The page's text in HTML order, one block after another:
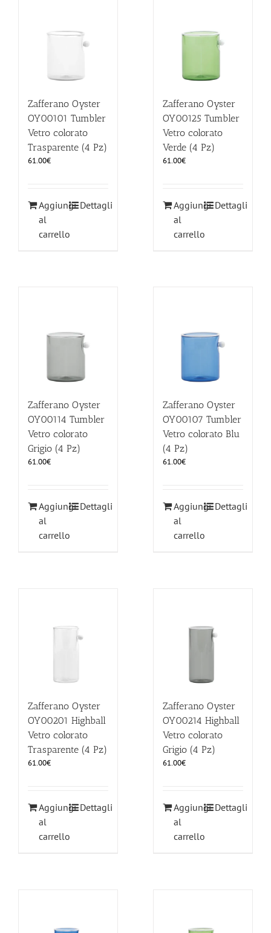
ILLUMINAZIONE
BOMBONIERE
BELLINI HO.RE.CA
Zafferano Oyster
OY00101 Tumbler
Vetro colorato
Trasparente (4 Pz)
61.00€
Aggiungi
al
carrello
Dettagli
Zafferano Oyster
OY00125 Tumbler
Vetro colorato
Verde (4 Pz)
61.00€
Aggiungi
al
carrello
Dettagli
Zafferano Oyster
OY00114 Tumbler
Vetro colorato
Grigio (4 Pz)
61.00€
Aggiungi
al
carrello
Dettagli
Zafferano Oyster
OY00107 Tumbler
Vetro colorato Blu
(4 Pz)
61.00€
Aggiungi
al
carrello
Dettagli
Zafferano Oyster
OY00201 Highball
Vetro colorato
Trasparente (4 Pz)
61.00€
Aggiungi
al
carrello
Dettagli
Zafferano Oyster
OY00214 Highball
Vetro colorato
Grigio (4 Pz)
61.00€
Aggiungi
al
carrello
Dettagli